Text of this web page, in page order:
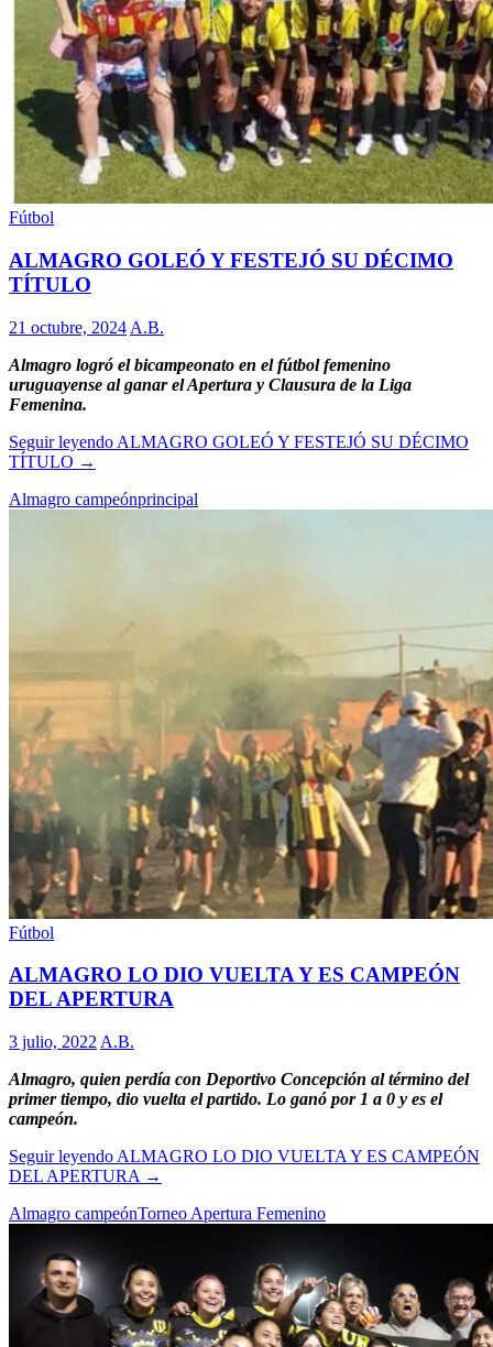
Fútbol
ALMAGRO GOLEÓ Y FESTEJÓ SU DÉCIMO
TÍTULO
21 octubre, 2024 A.B.
Almagro logró el bicampeonato en el fútbol femenino
uruguayense al ganar el Apertura y Clausura de la Liga
Femenina.
Seguir leyendo ALMAGRO GOLEÓ Y FESTEJÓ SU DÉCIMO
TÍTULO →
Almagro campeónprincipal
Fútbol
ALMAGRO LO DIO VUELTA Y ES CAMPEÓN
DEL APERTURA
3 julio, 2022 A.B.
Almagro, quien perdía con Deportivo Concepción al término del
primer tiempo, dio vuelta el partido. Lo ganó por 1 a 0 y es el
campeón.
Seguir leyendo ALMAGRO LO DIO VUELTA Y ES CAMPEÓN
DEL APERTURA →
Almagro campeónTorneo Apertura Femenino